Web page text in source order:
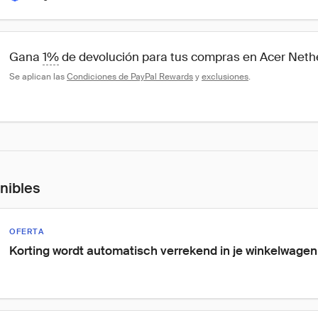
Gana 1% de devolución para tus compras en Acer
Se aplican las Condiciones de PayPal Rewards y exclusiones.
OFERTA
Korting wordt automatisch verrekend in je winkelwagen